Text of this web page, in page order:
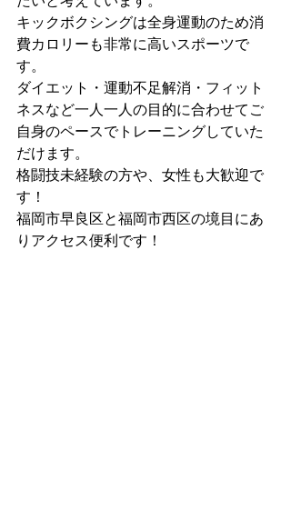
キックボクシングは全身運動のため消
費カロリーも非常に高いスポーツで
す。
ダイエット・運動不足解消・フィット
ネスなど一人一人の目的に合わせてご
自身のペースでトレーニングしていた
だけます。
格闘技未経験の方や、女性も大歓迎で
す！
福岡市早良区と福岡市西区の境目にあ
りアクセス便利です！